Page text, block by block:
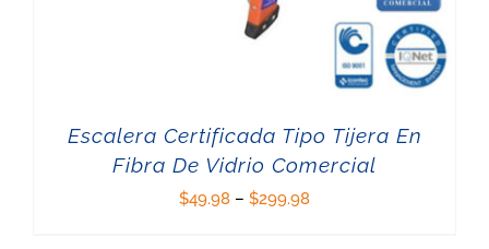
Escalera Certificada Tipo Tijera En
Fibra De Vidrio Comercial
$49.98 – $299.98